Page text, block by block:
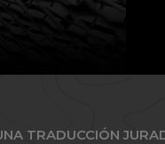
TRADUCCIÓN